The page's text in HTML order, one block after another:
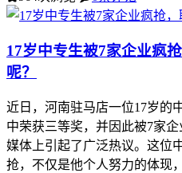
17岁中专生被7家企业疯
呢？
近日，河南驻马店一位17岁的
中荣获三等奖，并因此被7家
媒体上引起了广泛热议。这位
抢，不仅是他个人努力的体现